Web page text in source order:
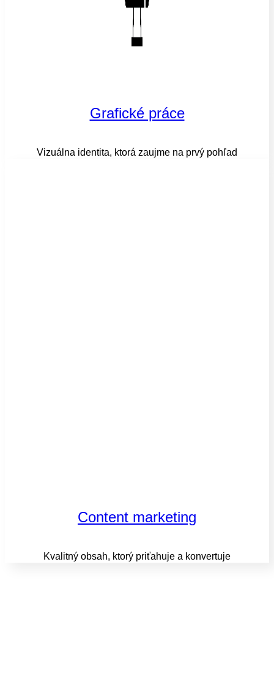
Grafické práce
Vizuálna identita, ktorá zaujme na prvý pohľad
Content marketing
Kvalitný obsah, ktorý priťahuje a konvertuje